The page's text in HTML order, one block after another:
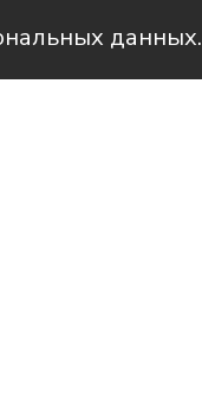
данных.